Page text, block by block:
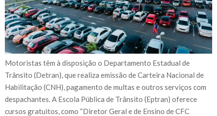
Motoristas têm à disposição o Departamento Estadual de
Trânsito (Detran), que realiza emissão de Carteira Nacional de
Habilitação (CNH), pagamento de multas e outros serviços com
despachantes. A Escola Pública de Trânsito (Eptran) oferece
cursos gratuitos, como “Diretor Geral e de Ensino de CFC